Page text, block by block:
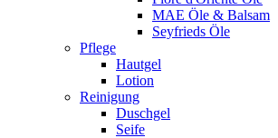
MAE Öle & Balsam
Seyfrieds Öle
Pflege
Hautgel
Lotion
Reinigung
Duschgel
Seife